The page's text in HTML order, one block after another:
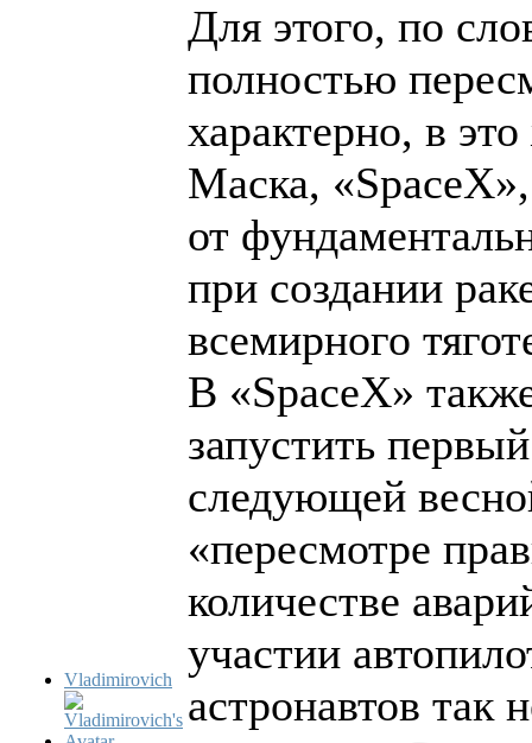
Vladimirovich
Для этого, по
полностью
характерно, в
Маска,
от
при создании
всемирного
В «SpaceX»
запустить
следующей
«пересмотре
количестве
участии
астронавтов так